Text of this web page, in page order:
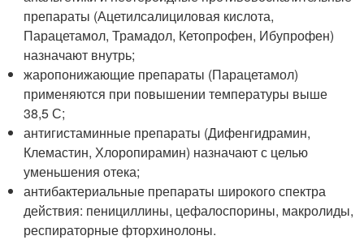
препараты (Ацетилсалициловая кислота,
Парацетамол, Трамадол, Кетопрофен, Ибупрофен)
назначают внутрь;
жаропонижающие препараты (Парацетамол)
применяются при повышении температуры выше
38,5 С;
антигистаминные препараты (Дифенгидрамин,
Клемастин, Хлоропирамин) назначают с целью
уменьшения отека;
антибактериальные препараты широкого спектра
действия: пенициллины, цефалоспорины, макролиды,
респираторные фторхинолоны.